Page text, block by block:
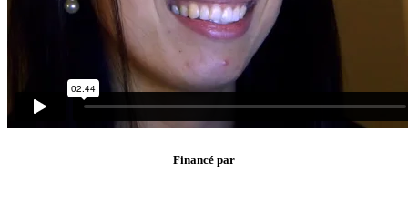
Financé par